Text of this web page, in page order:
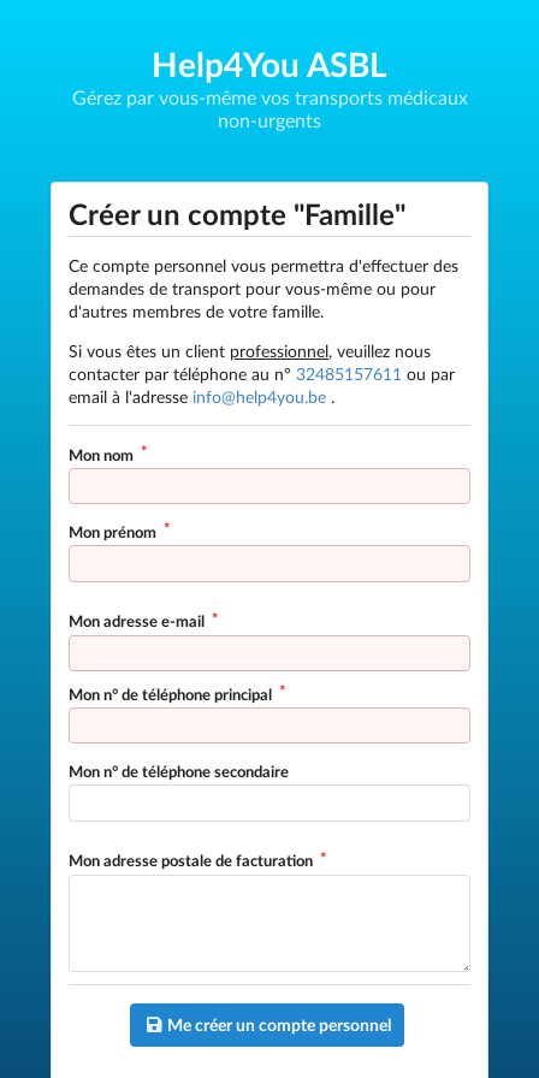
Help4You ASBL
Gérez par vous-même vos transports médicaux
non-urgents
Créer un compte "Famille"
Ce compte personnel vous permettra d'effectuer des
demandes de transport pour vous-même ou pour
d'autres membres de votre famille.
Si vous êtes un client professionnel, veuillez nous
contacter par téléphone au n° 32485157611 ou par
email à l'adresse info@help4you.be .
Mon nom
Mon prénom
Mon adresse e-mail
Mon n° de téléphone principal
Mon n° de téléphone secondaire
Mon adresse postale de facturation
Me créer un compte personnel